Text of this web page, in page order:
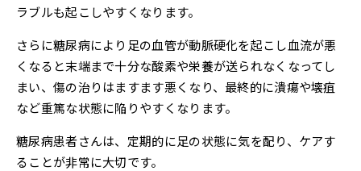
ラブルも起こしやすくなります。
さらに糖尿病により足の血管が動脈硬化を起こし血流が悪
くなると末端まで十分な酸素や栄養が送られなくなってし
まい、傷の治りはますます悪くなり、最終的に潰瘍や壊疽
など重篤な状態に陥りやすくなります。
糖尿病患者さんは、定期的に足の状態に気を配り、ケアす
ることが非常に大切です。